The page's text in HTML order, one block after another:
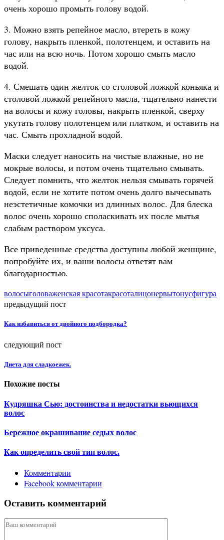
очень хорошо промыть голову водой.
3. Можно взять репейное масло, втереть в кожу
голову, накрыть пленкой, полотенцем, и оставить на
час или на всю ночь. Потом хорошо смыть масло
водой.
4. Смешать один желток со столовой ложкой коньяка и
столовой ложкой репейного масла, тщательно нанести
на волосы и кожу головы, накрыть пленкой, сверху
укутать голову полотенцем или платком, и оставить на
час. Смыть прохладной водой.
Маски следует наносить на чистые влажные, но не
мокрые волосы, и потом очень тщательно смывать.
Следует помнить, что желток нельзя смывать горячей
водой, если не хотите потом очень долго вычесывать
неэстетичные комочки из длинных волос. Для блеска
волос очень хорошо споласкивать их после мытья
слабым раствором уксуса.
Все приведенные средства доступны любой женщине,
попробуйте их, и ваши волосы ответят вам
благодарностью.
волосыголоваженская красотакрасоталицонервытонусфигура
предыдущий пост
Как избавиться от двойного подбородка?
следующий пост
Диета для сладкоежек.
Похожие посты
Кудряшка Cью: достоинства и недостатки вьющихся
волос
Бережное окрашивание седых волос
Как определить свой тип волос.
Комментарии
Facebook комментарии
Оставить комментарий